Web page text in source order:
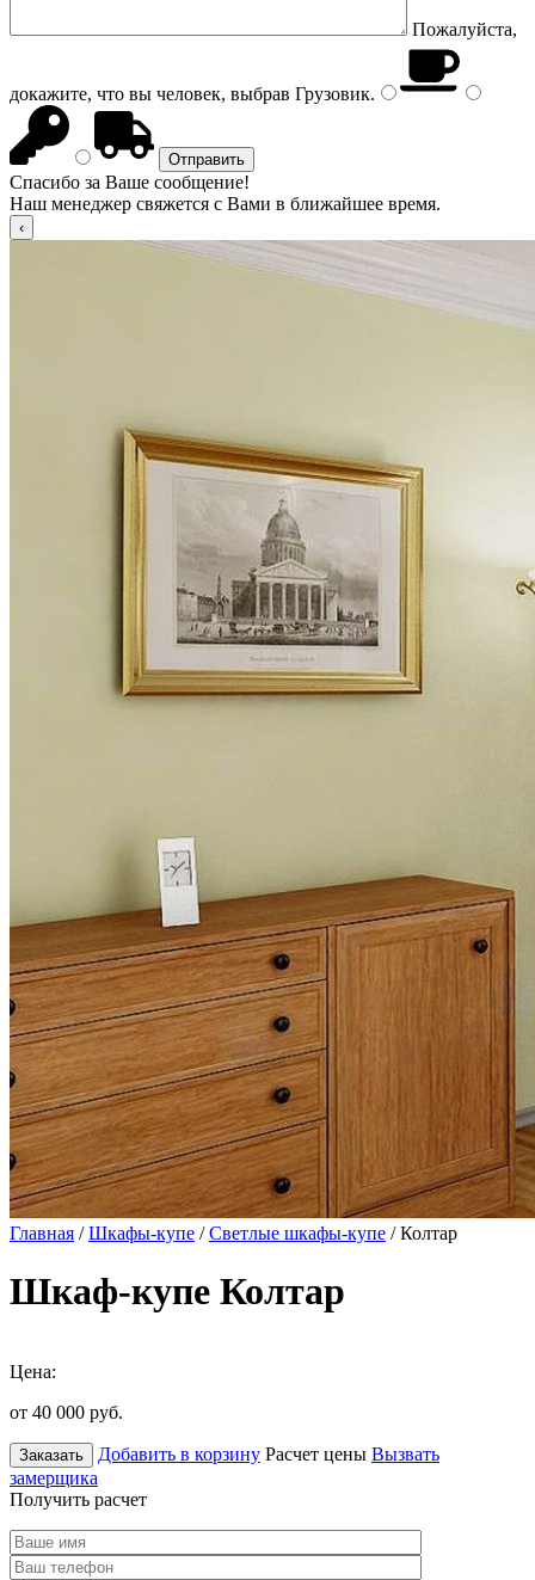
Пожалуйста,
докажите, что вы человек, выбрав Грузовик.
Спасибо за Ваше сообщение!
Наш менеджер свяжется с Вами в ближайшее время.
Главная /Шкафы-купе /Светлые шкафы-купе / Колтар
Шкаф-купе Колтар
Цена:
от 40 000 руб.
Заказать Добавить в корзину Расчет цены Вызвать
замерщика
Получить расчет